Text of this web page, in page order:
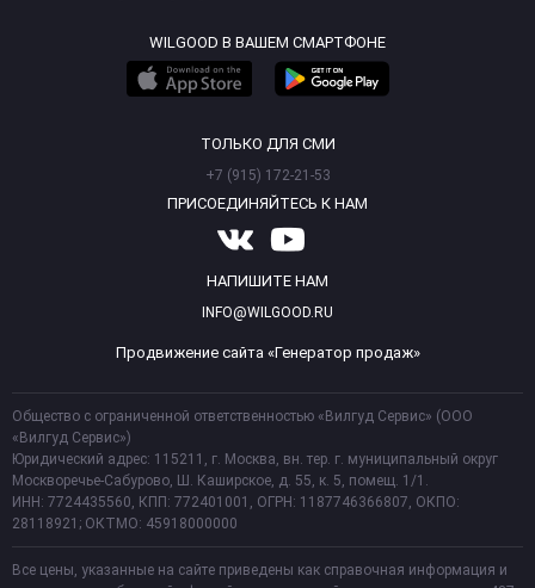
WILGOOD В ВАШЕМ СМАРТФОНЕ
ТОЛЬКО ДЛЯ СМИ
+7 (915) 172-21-53
ПРИСОЕДИНЯЙТЕСЬ К НАМ
НАПИШИТЕ НАМ
INFO@WILGOOD.RU
Продвижение сайта «Генератор продаж»
Общество с ограниченной ответственностью «Вилгуд Сервис» (ООО
«Вилгуд Сервис»)
Юридический адрес: 115211, г. Москва, вн. тер. г. муниципальный округ
Москворечье-Сабурово, Ш. Каширское, д. 55, к. 5, помещ. 1/1.
ИНН: 7724435560, КПП: 772401001, ОГРН: 1187746366807, ОКПО:
28118921; ОКТМО: 45918000000
Все цены, указанные на сайте приведены как справочная информация и